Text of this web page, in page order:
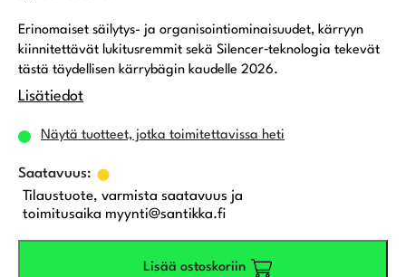
Erinomaiset säilytys- ja organisointiominaisuudet, kärryyn
kiinnitettävät lukitusremmit sekä Silencer‑teknologia tekevät
tästä täydellisen kärrybägin kaudelle 2026.
Lisätiedot
Näytä tuotteet, jotka toimitettavissa heti
Tilaustuote, varmista saatavuus ja
toimitusaika myynti@santikka.fi
Lisää ostoskoriin